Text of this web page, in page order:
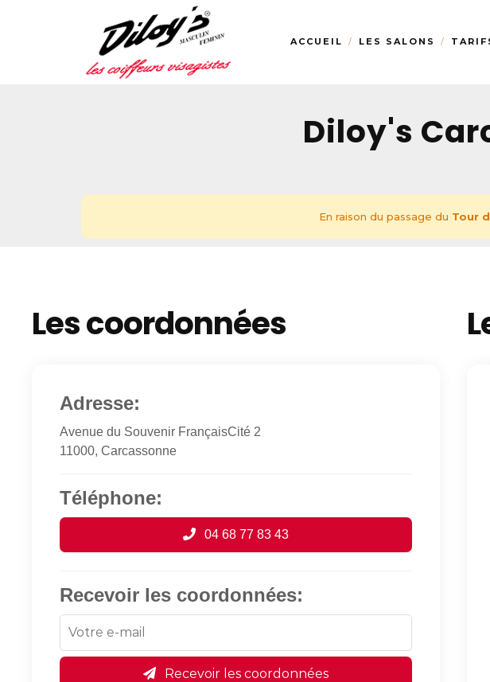
ACCUEIL LES SALONS
Diloy's
En raison du passage du Tour
Les coordonnées
Adresse:
Avenue du Souvenir FrançaisCité 2
11000, Carcassonne
Téléphone:
04 68 77 83 43
Recevoir les coordonnées:
Recevoir les coordonnées